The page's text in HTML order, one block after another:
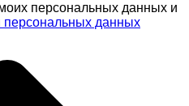
персональных данных и
персональных данных